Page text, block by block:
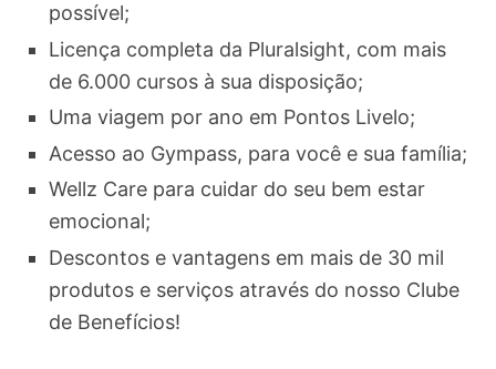
possível;
Licença completa da Pluralsight, com mais
de 6.000 cursos à sua disposição;
Uma viagem por ano em Pontos Livelo;
Acesso ao Gympass, para você e sua família;
Wellz Care para cuidar do seu bem estar
emocional;
Descontos e vantagens em mais de 30 mil
produtos e serviços através do nosso Clube
de Benefícios!